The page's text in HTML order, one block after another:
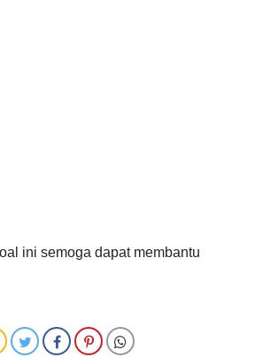
ini semoga dapat membantu